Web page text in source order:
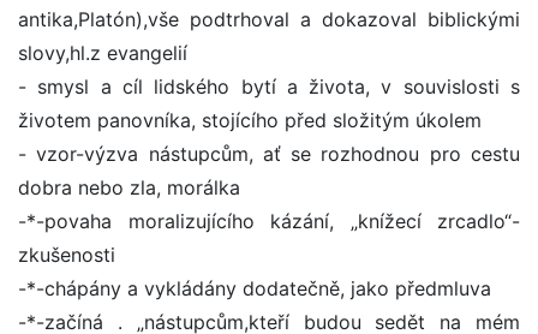
antika,Platón),vše podtrhoval a dokazoval biblickými
slovy,hl.z evangelií
- smysl a cíl lidského bytí a života, v souvislosti s
životem panovníka, stojícího před složitým úkolem
- vzor-výzva nástupcům, ať se rozhodnou pro cestu
dobra nebo zla, morálka
-*-povaha moralizujícího kázání, „knížecí zrcadlo“-
zkušenosti
-*-chápány a vykládány dodatečně, jako předmluva
-*-začíná . „nástupcům,kteří budou sedět na mém